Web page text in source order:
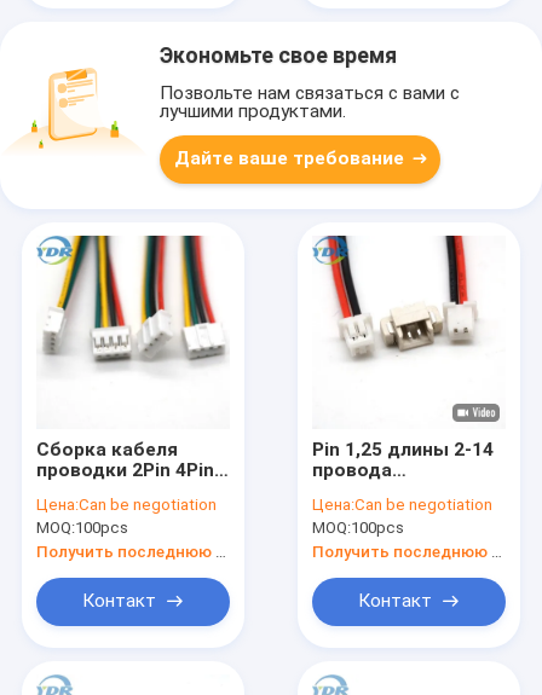
Экономьте свое время
Позвольте нам связаться с вами с
лучшими продуктами.
Дайте ваше требование
Сборка кабеля
проводки 2Pin 4Pin
терминалов JST
PHR-4 двойная
законченная
Цена:Can be negotiation
MOQ:100pcs
Контакт
Pin 1,25 длины 2-14
провода
120mm батареи
Molex
Цена:Can be negotiation
MOQ:100pcs
Контакт